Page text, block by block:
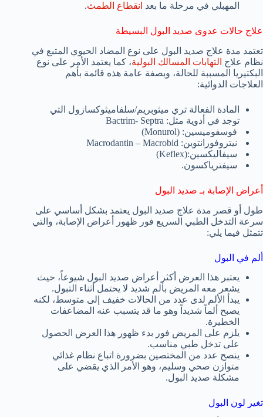
المهبلي في مرحلة ما بعد انقطاع الطمث.
علاج حالات عدوى صديد البول البسيطة
تعتمد مدة علاج صديد البول على نوع المضاد الحيوي المتبع في
نظام علاج التهابات المسالك البولية، كما يعتمد الأمر على نوع
البكتيريا المسببة للحالة، وبصفة عامة هذه قائمة بأهم
العلاجات الدوائية:
المادة الفعالة تري ميثوبريم/سلفاميثوكسازول التي
توجد في أدوية مثل: Bactrim- Septra
فوسفوميسين: (Monurol)
نيتروفورانتوين: Macrodantin – Macrobid
سيفاليكسين:(Keflex)
سيفترياكسون.
أعراض الإصابة بـ صديد البول
طول أو قصر مدة علاج صديد البول يعتمد بشكل أساسي على
سرعة التدخل الطبي السريع فور ظهور أعراض الإصابة، والتي
تتمثل فيما يلي:
ألم في البول
يعتبر هذا العرض أكثر أعراض صديد البول شيوعاً، حيث
يشعر معه المريض بألم شديد لا يحتمل أثناء التبول.
يبدأ الألم لدى عدد من الحالات خفيف إلى متوسط، لكنه
يصبح ألماً شديداً وهو ما قد يتسبب عنه المضاعفات
الخطيرة.
يلزم على المريض فور بدء ظهور هذا العرض الحصول
على تدخل طبي مناسب.
ينصح عدد من المختصين بضرورة اتباع نظام غذائي
متوازن صحي وسليم، وهو الأمر الذي يقضي على
مشكلة صديد البول.
تغير لون البول